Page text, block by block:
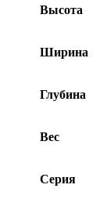
Высота
Ширина
Глубина
Вес
Серия